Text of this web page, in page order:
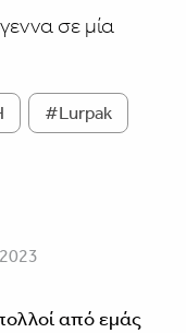
σε μία
#Lurpak
από εμάς